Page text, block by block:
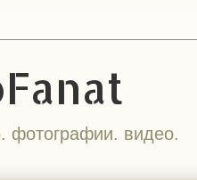
фотографии. видео.